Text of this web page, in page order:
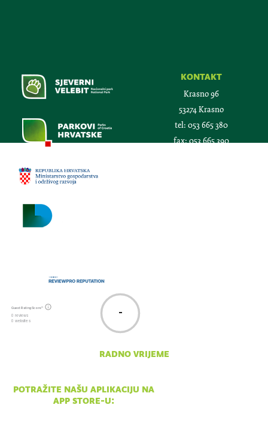
kontakt
Krasno 96
53274 Krasno
tel: 053 665 380
fax:053 665 390
Guest Rating Score™
0 reviews
0 websites
-
radno vrijeme
potražite našu aplikaciju na
app store-u: